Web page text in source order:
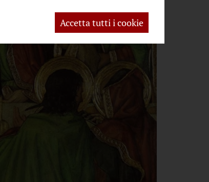
Accetta tutti i cookie